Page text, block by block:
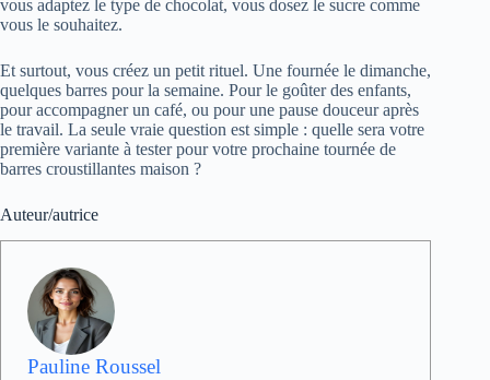
vous adaptez le type de chocolat, vous dosez le sucre comme
vous le souhaitez.
Et surtout, vous créez un petit rituel. Une fournée le dimanche,
quelques barres pour la semaine. Pour le goûter des enfants,
pour accompagner un café, ou pour une pause douceur après
le travail. La seule vraie question est simple : quelle sera votre
première variante à tester pour votre prochaine tournée de
barres croustillantes maison ?
Auteur/autrice
Pauline Roussel